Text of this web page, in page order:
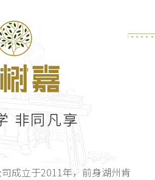
成立于2011年，前身湖州肯